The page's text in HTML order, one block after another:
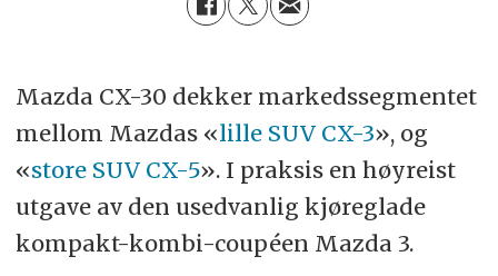
Mazda CX-30 dekker markedssegmentet
mellom Mazdas «lille SUV CX-3», og
«store SUV CX-5». I praksis en høyreist
utgave av den usedvanlig kjøreglade
kompakt-kombi-coupéen Mazda 3.